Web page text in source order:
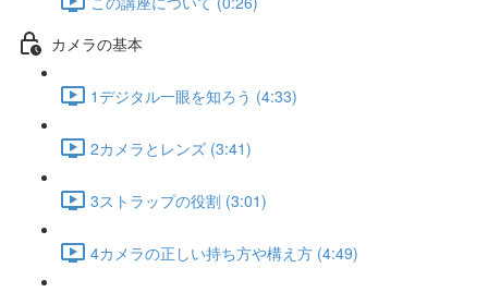
カメラの基本
1デジタル一眼を知ろう (4:33)
2カメラとレンズ (3:41)
3ストラップの役割 (3:01)
4カメラの正しい持ち方や構え方 (4:49)